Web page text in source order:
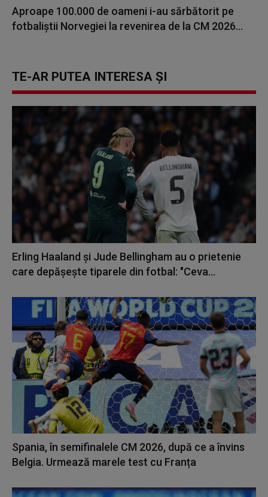
Aproape 100.000 de oameni i-au sărbătorit pe
fotbaliștii Norvegiei la revenirea de la CM 2026...
TE-AR PUTEA INTERESA ȘI
Erling Haaland și Jude Bellingham au o prietenie
care depășește tiparele din fotbal: "Ceva...
Spania, în semifinalele CM 2026, după ce a învins
Belgia. Urmează marele test cu Franța